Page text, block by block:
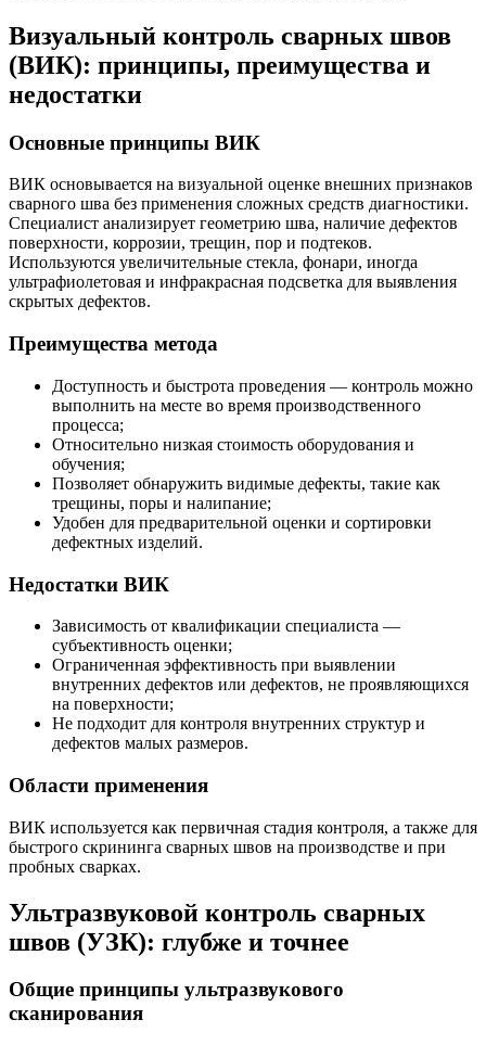
Визуальный контроль сварных швов
(ВИК): принципы, преимущества и
недостатки
Основные принципы ВИК
ВИК основывается на визуальной оценке внешних признаков
сварного шва без применения сложных средств диагностики.
Специалист анализирует геометрию шва, наличие дефектов
поверхности, коррозии, трещин, пор и подтеков.
Используются увеличительные стекла, фонари, иногда
ультрафиолетовая и инфракрасная подсветка для выявления
скрытых дефектов.
Преимущества метода
Доступность и быстрота проведения — контроль можно
выполнить на месте во время производственного
процесса;
Относительно низкая стоимость оборудования и
обучения;
Позволяет обнаружить видимые дефекты, такие как
трещины, поры и налипание;
Удобен для предварительной оценки и сортировки
дефектных изделий.
Недостатки ВИК
Зависимость от квалификации специалиста —
субъективность оценки;
Ограниченная эффективность при выявлении
внутренних дефектов или дефектов, не проявляющихся
на поверхности;
Не подходит для контроля внутренних структур и
дефектов малых размеров.
Области применения
ВИК используется как первичная стадия контроля, а также для
быстрого скрининга сварных швов на производстве и при
пробных сварках.
Ультразвуковой контроль сварных
швов (УЗК): глубже и точнее
Общие принципы ультразвукового
сканирования